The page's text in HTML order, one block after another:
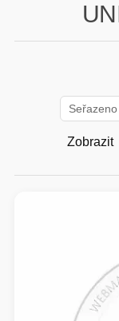
Zobrazit